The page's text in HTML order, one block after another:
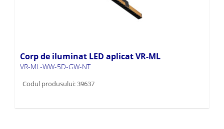
Corp de iluminat LED aplicat VR-ML
VR-ML-WW-5D-GW-NT
Codul produsului: 39637